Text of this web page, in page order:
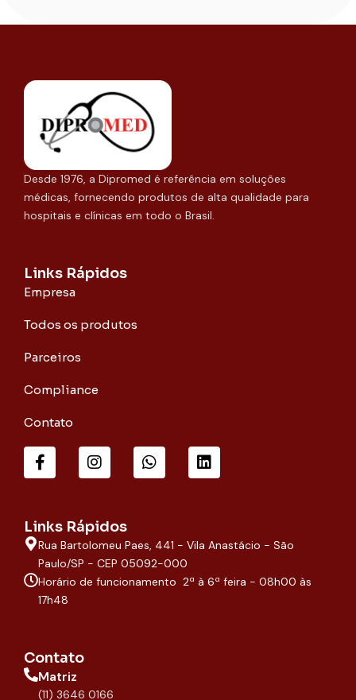
Desde 1976, a Dipromed é referência em soluções
médicas, fornecendo produtos de alta qualidade para
hospitais e clínicas em todo o Brasil.
Links Rápidos
Empresa
Todos os produtos
Parceiros
Compliance
Contato
a
c
o
o
k
-
f
n
s
g
r
a
m
h
a
p
i
n
n
Links Rápidos
Rua Bartolomeu Paes, 441 - Vila Anastácio - São
Paulo/SP - CEP 05092-000
Horário de funcionamento 2ª à 6ª feira - 08h00 às
17h48
Contato
Matriz
(11) 3646 0166